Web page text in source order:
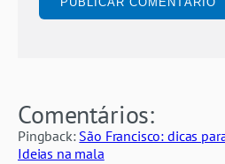
Comentários:
Pingback: São Francisco: dicas
Ideias na mala